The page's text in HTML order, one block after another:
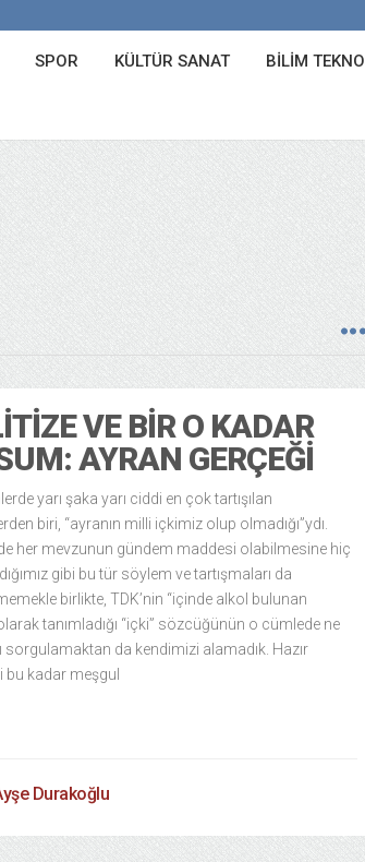
SPOR KÜLTÜR SANAT BILIM
VE BIR O KADAR
AYRAN GERÇEĞI
yarı şaka yarı ciddi en çok tartışılan
biri, “ayranın milli içkimiz olup olmadığı”ydı.
her mevzunun gündem maddesi olabilmesine hiç
gibi bu tür söylem ve tartışmaları da
birlikte, TDK’nin “içinde alkol bulunan
tanımladığı “içki” sözcüğünün o cümlede ne
sorgulamaktan da kendimizi alamadık. Hazır
bu kadar meşgul
Durakoğlu